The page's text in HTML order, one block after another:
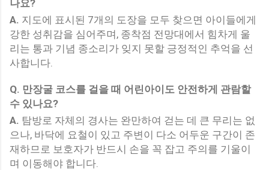
나요?
A. 지도에 표시된 7개의 도장을 모두 찾으면 아이들에게
강한 성취감을 심어주며, 종착점 전망대에서 힘차게 울
리는 통과 기념 종소리가 잊지 못할 긍정적인 추억을 선
사합니다.
Q. 만장굴 코스를 걸을 때 어린아이도 안전하게 관람할
수 있나요?
A. 탐방로 자체의 경사는 완만하여 걷는 데 큰 무리는 없
으나, 바닥에 요철이 있고 주변이 다소 어두운 구간이 존
재하므로 보호자가 반드시 손을 꼭 잡고 주의를 기울이
며 이동해야 합니다.